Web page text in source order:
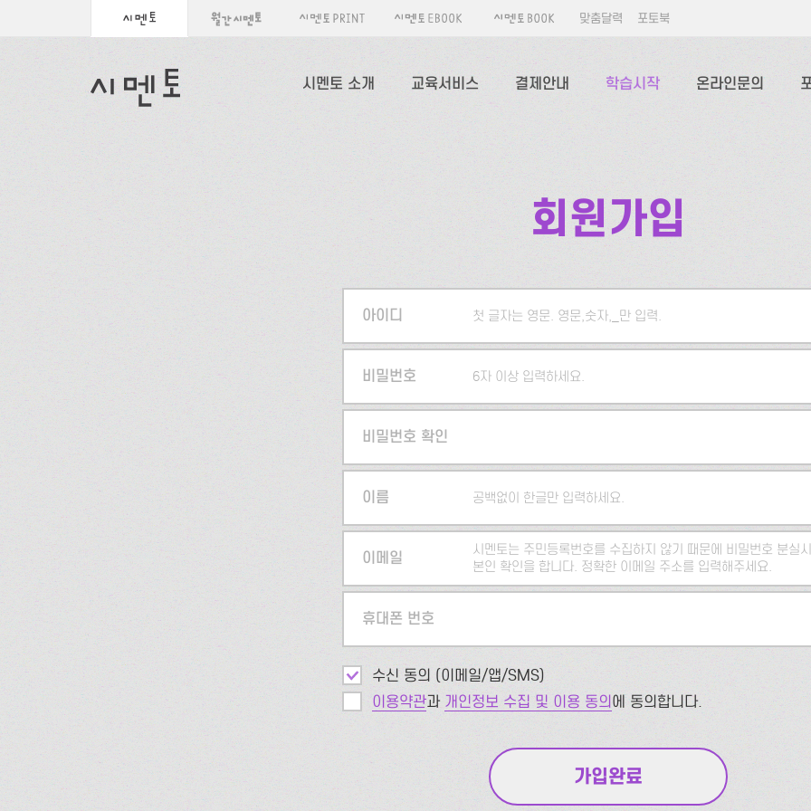
맞춤달력 포토북
시멘토 소개 교육서비스 결제안내 학습시작 온라인문의
회원가입
아이디 첫 글자는 영문. 영문,숫자,_만 입력.
5자 이상 입력하세요.
비밀번호 6자 이상 입력하세요.
비밀번호 확인
이름 공백없이 한글만 입력하세요.
이메일
시멘토는 주민등록번호를 수집하지 않기 때문에 비밀번호 분실
본인 확인을 합니다. 정확한 이메일 주소를 입력해주세요.
휴대폰 번호
수신 동의 (이메일/앱/SMS)
이용약관과 개인정보 수집 및 이용 동의에 동의합니다.